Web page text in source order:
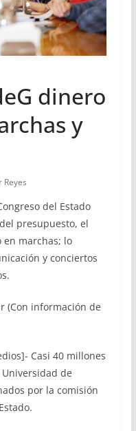
dinero
y
Reyes
del Estado
presupuesto, el
en marchas; lo
y conciertos
(Con información de
Casi 40 millones
de
por la comisión